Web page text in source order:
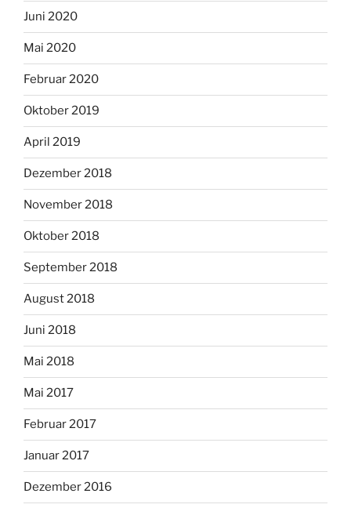
Juni 2020
Mai 2020
Februar 2020
Oktober 2019
April 2019
Dezember 2018
November 2018
Oktober 2018
September 2018
August 2018
Juni 2018
Mai 2018
Mai 2017
Februar 2017
Januar 2017
Dezember 2016